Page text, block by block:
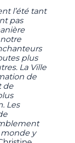
l’été tant
pas
plus
La Ville
de
de
Les
monde y